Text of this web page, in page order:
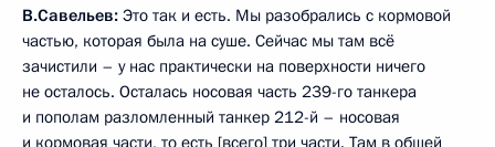
В.Савельев: Это так и есть. Мы разобрались с кормовой
частью, которая была на суше. Сейчас мы там всё
зачистили – у нас практически на поверхности ничего
не осталось. Осталась носовая часть 239-го танкера
и пополам разломленный танкер 212-й – носовая
и кормовая части, то есть [всего] три части. Там в общей